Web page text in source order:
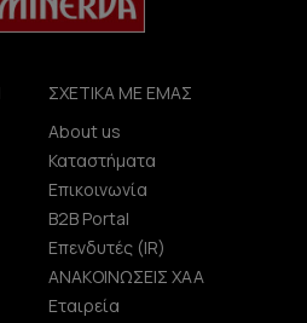
ΣΧΕΤΙΚΑ ΜΕ ΕΜΑΣ
About us
Καταστήματα
Επικοινωνία
B2B Portal
Επενδυτές (IR)
ΑΝΑΚΟΙΝΩΣΕΙΣ ΧΑΑ
Εταιρεία